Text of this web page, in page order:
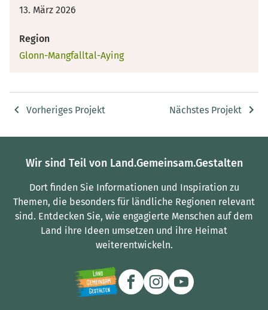
13. März 2026
Region
Glonn-Mangfalltal-Aying
Vorheriges Projekt Nächstes Projekt
Wir sind Teil von Land.Gemeinsam.Gestalten
Dort finden Sie Informationen und Inspiration zu
Themen, die besonders für ländliche Regionen relevant
sind. Entdecken Sie, wie engagierte Menschen auf dem
Land ihre Ideen umsetzen und ihre Heimat
weiterentwickeln.